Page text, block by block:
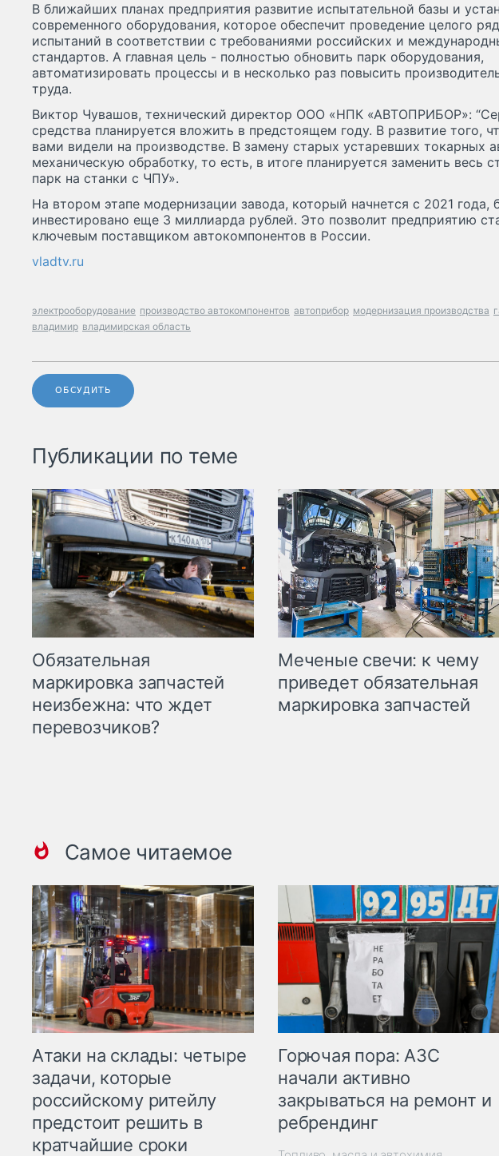
В ближайших планах предприятия развитие испытательной базы и
современного оборудования, которое обеспечит проведение целого
испытаний в соответствии с требованиями российских и
стандартов. А главная цель - полностью обновить парк оборудования,
автоматизировать процессы и в несколько раз повысить
труда.
Виктор Чувашов, технический директор ООО «НПК «АВТОПРИБОР»:
средства планируется вложить в предстоящем году. В развитие того,
вами видели на производстве. В замену старых устаревших токарных
механическую обработку, то есть, в итоге планируется заменить весь
парк на станки с ЧПУ».
На втором этапе модернизации завода, который начнется с 2021 года,
инвестировано еще 3 миллиарда рублей. Это позволит предприятию
ключевым поставщиком автокомпонентов в России.
vladtv.ru
электрооборудование производство автокомпонентов автоприбор модернизация производства
владимир владимирская область
ОБСУДИТЬ
Публикации по теме
Обязательная
маркировка запчастей
неизбежна: что ждет
перевозчиков?
Меченые свечи: к чему
приведет обязательная
маркировка запчастей
Самое читаемое
Атаки на склады: четыре
задачи, которые
российскому ритейлу
предстоит решить в
кратчайшие сроки
Горючая пора: АЗС
начали активно
закрываться на ремонт и
ребрендинг